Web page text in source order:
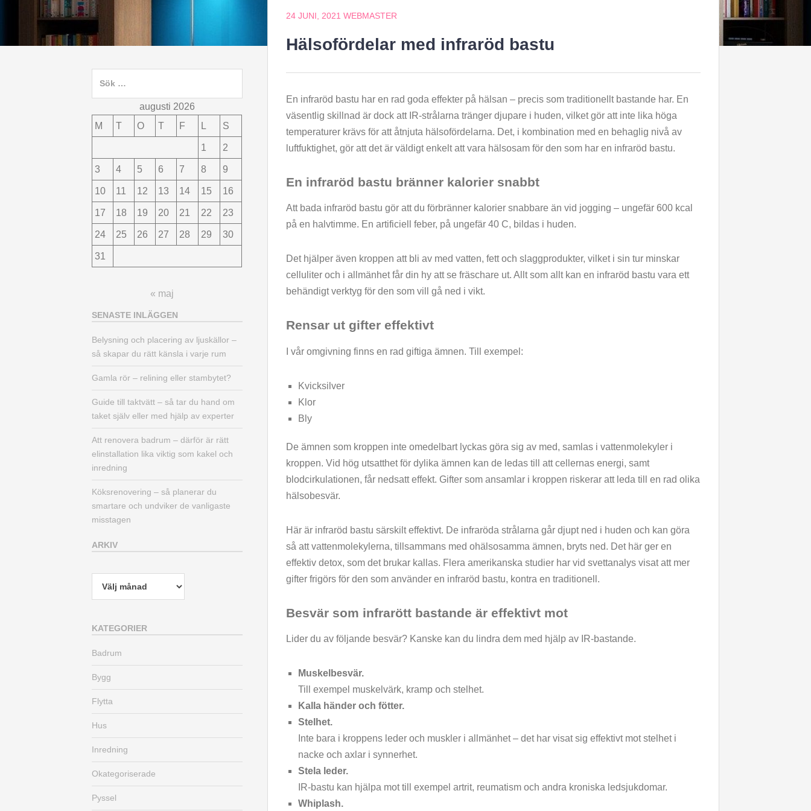
24 JUNI, 2021 WEBMASTER
Hälsofördelar med infraröd bastu
En infraröd bastu har en rad goda effekter på hälsan – precis som traditionellt bastande har. En
väsentlig skillnad är dock att IR-strålarna tränger djupare i huden, vilket gör att inte lika höga
temperaturer krävs för att åtnjuta hälsofördelarna. Det, i kombination med en behaglig nivå av
luftfuktighet, gör att det är väldigt enkelt att vara hälsosam för den som har en infraröd bastu.
En infraröd bastu bränner kalorier snabbt
Att bada infraröd bastu gör att du förbränner kalorier snabbare än vid jogging – ungefär 600 kcal
på en halvtimme. En artificiell feber, på ungefär 40 C, bildas i huden.
Det hjälper även kroppen att bli av med vatten, fett och slaggprodukter, vilket i sin tur minskar
celluliter och i allmänhet får din hy att se fräschare ut. Allt som allt kan en infraröd bastu vara ett
behändigt verktyg för den som vill gå ned i vikt.
Rensar ut gifter effektivt
I vår omgivning finns en rad giftiga ämnen. Till exempel:
Kvicksilver
Klor
Bly
De ämnen som kroppen inte omedelbart lyckas göra sig av med, samlas i vattenmolekyler i
kroppen. Vid hög utsatthet för dylika ämnen kan de ledas till att cellernas energi, samt
blodcirkulationen, får nedsatt effekt. Gifter som ansamlar i kroppen riskerar att leda till en rad olika
hälsobesvär.
Här är infraröd bastu särskilt effektivt. De infraröda strålarna går djupt ned i huden och kan göra
så att vattenmolekylerna, tillsammans med ohälsosamma ämnen, bryts ned. Det här ger en
effektiv detox, som det brukar kallas. Flera amerikanska studier har vid svettanalys visat att mer
gifter frigörs för den som använder en infraröd bastu, kontra en traditionell.
Besvär som infrarött bastande är effektivt mot
Lider du av följande besvär? Kanske kan du lindra dem med hjälp av IR-bastande.
Muskelbesvär.
Till exempel muskelvärk, kramp och stelhet.
Kalla händer och fötter.
Stelhet.
Inte bara i kroppens leder och muskler i allmänhet – det har visat sig effektivt mot stelhet i
nacke och axlar i synnerhet.
Stela leder.
IR-bastu kan hjälpa mot till exempel artrit, reumatism och andra kroniska ledsjukdomar.
Whiplash.
augusti 2026
M
T O T F L S
1 2
3 4 5 6 7 8 9
10 11 12 13 14 15 16
17 18 19 20 21 22 23
24 25 26 27 28 29 30
31
« maj
SENASTE INLÄGGEN
Belysning och placering av ljuskällor –
så skapar du rätt känsla i varje rum
Gamla rör – relining eller stambytet?
Guide till taktvätt – så tar du hand om
taket själv eller med hjälp av experter
Att renovera badrum – därför är rätt
elinstallation lika viktig som kakel och
inredning
Köksrenovering – så planerar du
smartare och undviker de vanligaste
misstagen
ARKIV
KATEGORIER
Badrum
Bygg
Flytta
Hus
Inredning
Okategoriserade
Pyssel